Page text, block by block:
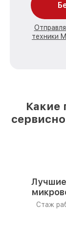
техники
Какие
Стаж